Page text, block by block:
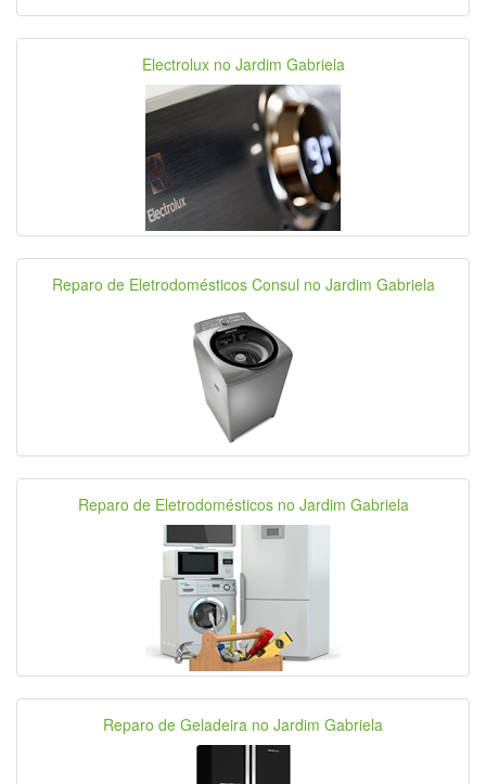
Electrolux no Jardim Gabriela
Reparo de Eletrodomésticos Consul no Jardim Gabriela
Reparo de Eletrodomésticos no Jardim Gabriela
Reparo de Geladeira no Jardim Gabriela